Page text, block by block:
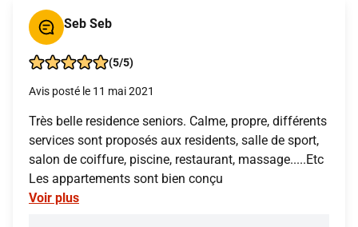
Seb Seb
(5/5)
Avis posté le 11 mai 2021
Très belle residence seniors. Calme, propre, différents
services sont proposés aux residents, salle de sport,
salon de coiffure, piscine, restaurant, massage.....Etc
Les appartements sont bien conçu
Voir plus